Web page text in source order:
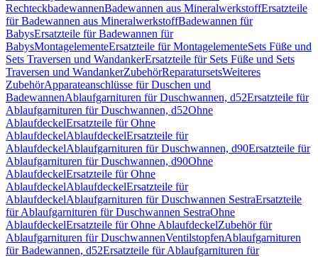
RechteckbadewannenBadewannen aus MineralwerkstoffErsatzteile
für Badewannen aus MineralwerkstoffBadewannen für
BabysErsatzteile für Badewannen für
BabysMontagelementeErsatzteile für MontagelementeSets Füße und
Sets Traversen und WandankerErsatzteile für Sets Füße und Sets
Traversen und WandankerZubehörReparatursetsWeiteres
ZubehörApparateanschlüsse für Duschen und
BadewannenAblaufgarnituren für Duschwannen, d52Ersatzteile für
Ablaufgarnituren für Duschwannen, d52Ohne
AblaufdeckelErsatzteile für Ohne
AblaufdeckelAblaufdeckelErsatzteile für
AblaufdeckelAblaufgarnituren für Duschwannen, d90Ersatzteile für
Ablaufgarnituren für Duschwannen, d90Ohne
AblaufdeckelErsatzteile für Ohne
AblaufdeckelAblaufdeckelErsatzteile für
AblaufdeckelAblaufgarnituren für Duschwannen SestraErsatzteile
für Ablaufgarnituren für Duschwannen SestraOhne
AblaufdeckelErsatzteile für Ohne AblaufdeckelZubehör für
Ablaufgarnituren für DuschwannenVentilstopfenAblaufgarnituren
für Badewannen, d52Ersatzteile für Ablaufgarnituren für